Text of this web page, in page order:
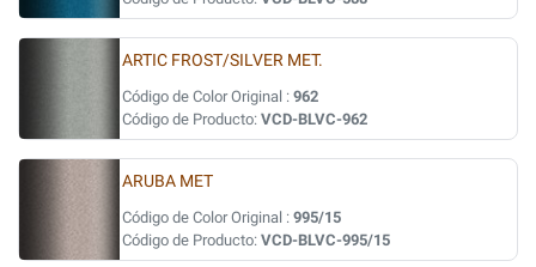
ARTIC FROST/SILVER MET.
Código de Color Original : 962
Código de Producto: VCD-BLVC-962
ARUBA MET
Código de Color Original : 995/15
Código de Producto: VCD-BLVC-995/15